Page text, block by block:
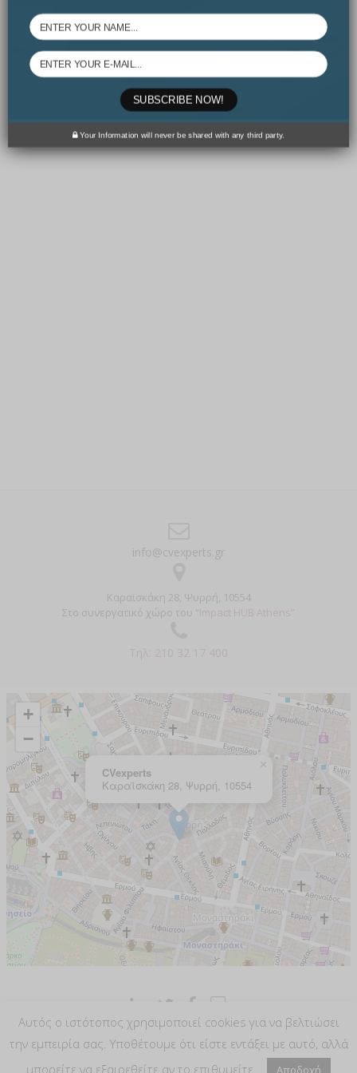
τους πορείας. Το σεμινάριο εστιάζει στην απόκτηση
αυτογνωσίας, ικανότητας στοχοθεσίας και λήψης
αποφάσεων, καθώς και δεξιοτήτων αναζήτησης εργασίας,
μέσα από την προσωπική ενδυνάμωση όσων βρίσκονται
στο κατώφλι επαγγελματικής επιλογής.
Περισσότερα
info@cvexperts.gr
Καραϊσκάκη 28, Ψυρρή, 10554
Στο συνεργατικό χώρο του “Impact HUB Athens”
Τηλ: 210 32 17 400
Privacy Policy
Αυτός ο ιστότοπος χρησιμοποιεί cookies για να βελτιώσει
την εμπειρία σας. Υποθέτουμε ότι είστε εντάξει με αυτό, αλλά
μπορείτε να εξαιρεθείτε αν το επιθυμείτε...
Aποδοχή
Your Information will never be shared with any third party.
SUBSCRIBE NOW!